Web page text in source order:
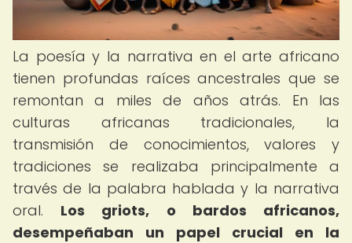
La poesía y la narrativa en el arte africano
tienen profundas raíces ancestrales que se
remontan a miles de años atrás. En las
culturas africanas tradicionales, la
transmisión de conocimientos, valores y
tradiciones se realizaba principalmente a
través de la palabra hablada y la narrativa
oral. Los griots, o bardos africanos,
desempeñaban un papel crucial en la